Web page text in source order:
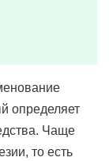
определяет
Чаще
то есть